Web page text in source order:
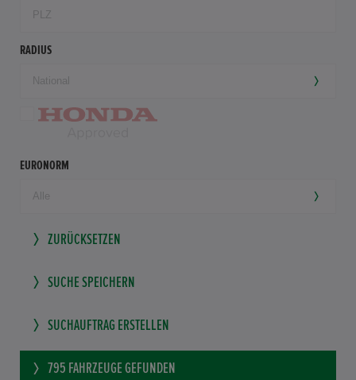
RADIUS
EURONORM
ZURÜCKSETZEN
SUCHE SPEICHERN
SUCHAUFTRAG ERSTELLEN
795 FAHRZEUGE GEFUNDEN